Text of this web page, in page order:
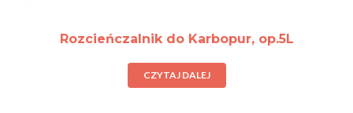
Rozcieńczalnik do Karbopur, op.5L
CZYTAJ DALEJ